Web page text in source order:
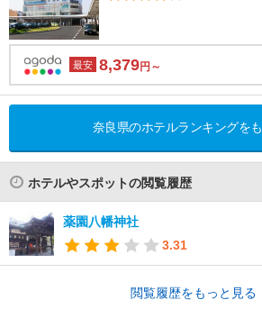
最安 8,379円～
奈良県のホテルランキングを
ホテルやスポットの閲覧履歴
薬園八幡神社
3.31
閲覧履歴をもっと見る